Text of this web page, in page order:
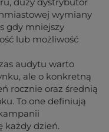
wymiany
gdy mniejszy
lub możliwość
audytu warto
ale o konkretną
rocznie oraz średnią
To one definiują
każdy dzień.